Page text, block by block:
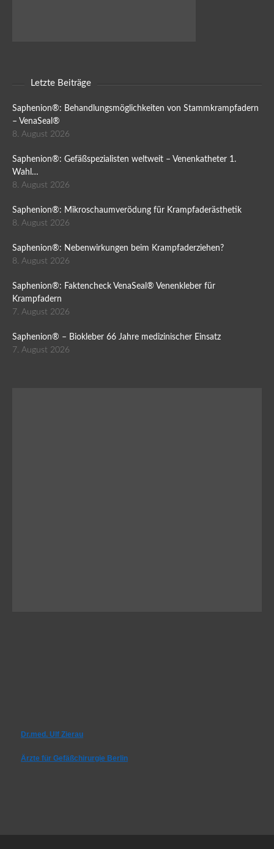
Letzte Beiträge
Saphenion®: Behandlungsmöglichkeiten von Stammkrampfadern
– VenaSeal®
8. August 2026
Saphenion®: Gefäßspezialisten weltweit – Venenkatheter 1.
Wahl…
8. August 2026
Saphenion®: Mikroschaumverödung für Krampfaderästhetik
8. August 2026
Saphenion®: Nebenwirkungen beim Krampfaderziehen?
8. August 2026
Saphenion®: Faktencheck VenaSeal® Venenkleber für
Krampfadern
7. August 2026
Saphenion® – Biokleber 66 Jahre medizinischer Einsatz
7. August 2026
Dr.med. Ulf Zierau
Ärzte für Gefäßchirurgie Berlin